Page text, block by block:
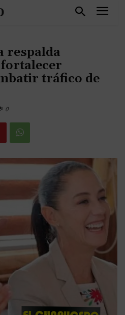
respalda
tráfico de
0